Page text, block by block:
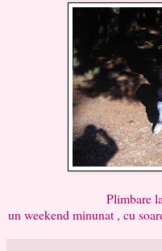
Plimbare la fel de
un weekend minunat , cu